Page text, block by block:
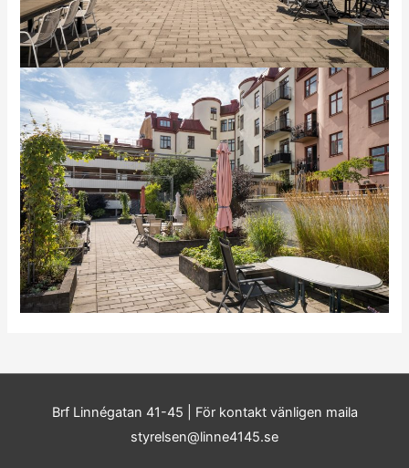
Brf Linnégatan 41-45 | För kontakt vänligen maila
styrelsen@linne4145.se